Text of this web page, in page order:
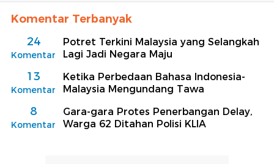
Komentar Terbanyak
24
Komentar
Potret Terkini Malaysia yang Selangkah
Lagi Jadi Negara Maju
13
Komentar
Ketika Perbedaan Bahasa Indonesia-
Malaysia Mengundang Tawa
8
Komentar
Gara-gara Protes Penerbangan Delay,
Warga 62 Ditahan Polisi KLIA